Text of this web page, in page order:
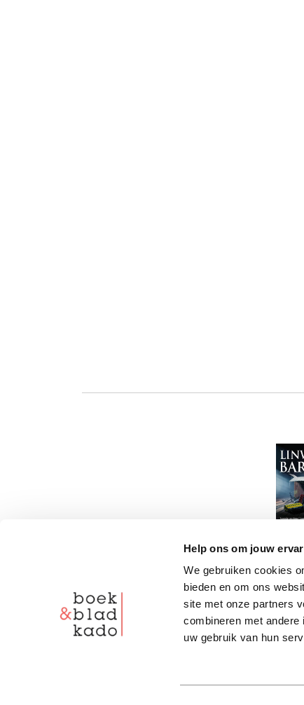
Help ons om jouw
We gebruiken cookies
bieden en om ons
site met onze partners
combineren met
uw gebruik van hun